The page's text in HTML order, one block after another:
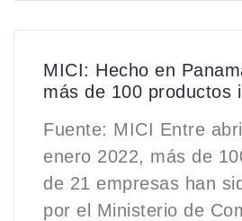
MICI: Hecho en
más de 100 productos
Fuente: MICI Entre
enero 2022, más de
de 21 empresas han
por el Ministerio de